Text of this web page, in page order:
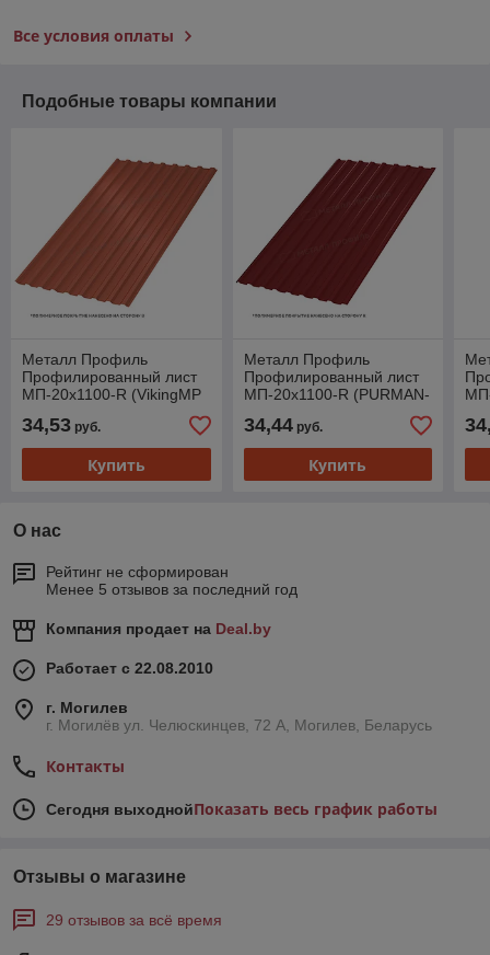
Все условия оплаты
Подобные товары компании
Металл Профиль
Профилированный лист
МП-20x1100-R (VikingMP
34,53 руб.
Купить
Металл Профиль
Профилированный лист
МП-20x1100-R (PURMAN-
34,44руб.
Купить
О нас
Рейтинг не сформирован
Менее 5 отзывов за последний год
Компания продает на Deal.by
Работает с 22.08.2010
г. Могилев
г. Могилёв ул. Челюскинцев, 72 А, Могилев, Беларусь
Контакты
Сегодня выходнойПоказать весь график работы
Отзывы о магазине
29 отзывов за всё время